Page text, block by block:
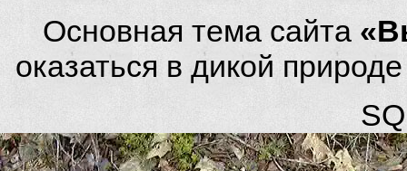
Основная тема сайта
оказаться в дикой